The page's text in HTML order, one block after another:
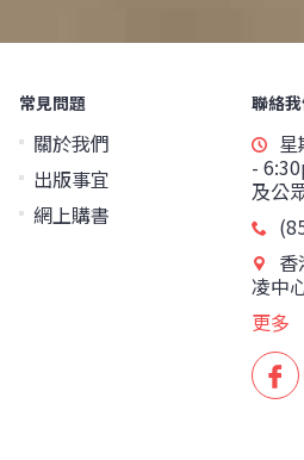
常見問題
關於我們
出版事宜
網上購書
聯絡
星
-
及公
凌中
更多